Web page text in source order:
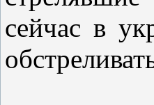
сейчас в